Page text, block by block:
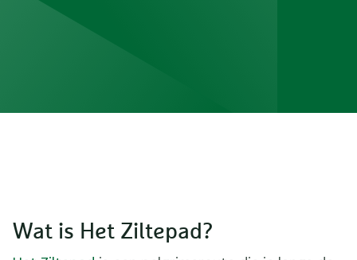
Wat is Het Ziltepad?